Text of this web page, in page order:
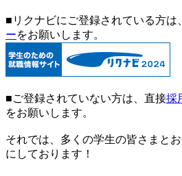
■リクナビにご登録されている方は、
ーをお願いします。
■ご登録されていない方は、直接採
をお願いします。
それでは、多くの学生の皆さまと
にしております！